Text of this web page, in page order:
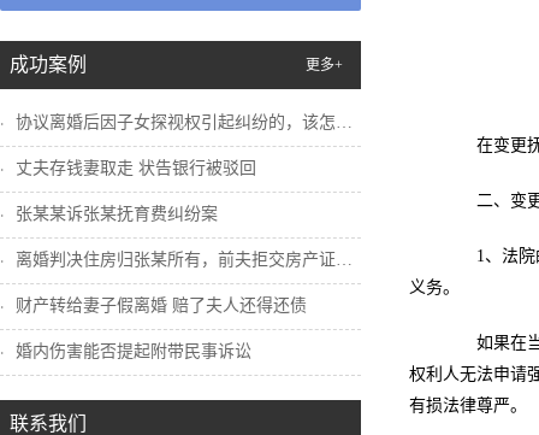
成功案例 更多+
协议离婚后因子女探视权引起纠纷的，该怎么...
丈夫存钱妻取走 状告银行被驳回
张某某诉张某抚育费纠纷案
离婚判决住房归张某所有，前夫拒交房产证怎...
财产转给妻子假离婚 赔了夫人还得还债
婚内伤害能否提起附带民事诉讼
联系我们
在变更抚
二、变更
1、法院的
义务。
如果在当
权利人无法申请
有损法律尊严。